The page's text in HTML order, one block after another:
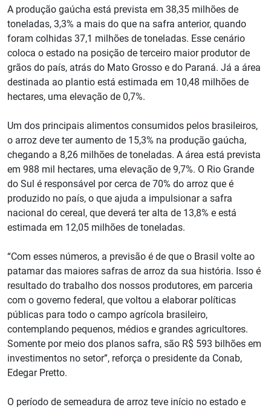
A produção gaúcha está prevista em 38,35 milhões de
toneladas, 3,3% a mais do que na safra anterior, quando
foram colhidas 37,1 milhões de toneladas. Esse cenário
coloca o estado na posição de terceiro maior produtor de
grãos do país, atrás do Mato Grosso e do Paraná. Já a área
destinada ao plantio está estimada em 10,48 milhões de
hectares, uma elevação de 0,7%.
Um dos principais alimentos consumidos pelos brasileiros,
o arroz deve ter aumento de 15,3% na produção gaúcha,
chegando a 8,26 milhões de toneladas. A área está prevista
em 988 mil hectares, uma elevação de 9,7%. O Rio Grande
do Sul é responsável por cerca de 70% do arroz que é
produzido no país, o que ajuda a impulsionar a safra
nacional do cereal, que deverá ter alta de 13,8% e está
estimada em 12,05 milhões de toneladas.
“Com esses números, a previsão é de que o Brasil volte ao
patamar das maiores safras de arroz da sua história. Isso é
resultado do trabalho dos nossos produtores, em parceria
com o governo federal, que voltou a elaborar políticas
públicas para todo o campo agrícola brasileiro,
contemplando pequenos, médios e grandes agricultores.
Somente por meio dos planos safra, são R$ 593 bilhões em
investimentos no setor”, reforça o presidente da Conab,
Edegar Pretto.
O período de semeadura de arroz teve início no estado e